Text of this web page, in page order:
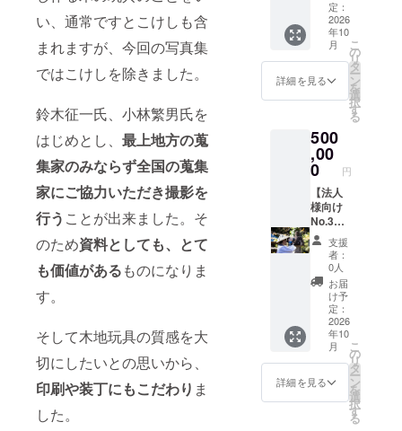
い、通常ですとこけしも含
まれますが、今回の写真集
ではこけしを除きました。
鈴木征一氏、小林繁男氏を
はじめとし、 最上地方の蒐
集家のみならず全国の蒐集
家にご協力いただき撮影を
行う ことが出来ました。そ
のため資料としても、とて
も価値があるものになりま
す。
そして木地玩具の質感を大
切にしたいとの思いから、
印刷や装丁にもこだわり ま
した。
法：文
字の
み、ロ
ゴ／バ
ナーの
掲載は
不可。
対応い
たしま
す。
・日
程等の
詳細に
ついて
は、
10月以
降に別
途ご連
絡いた
しま
す。
のメッ
セージ
◎出張
写真撮
影（150
カット
まで）
・交
宿泊費
は別途
となり
ま
す。
・撮
影回数
やカッ
ト数
等、ご
相談に
応じて
対応い
たしま
す。
・日
程等の
詳細に
ついて
は、
定：
2026
年10
月
詳細を見る
こ
の
リ
タ
ー
ン
を
選
択
す
る
500
,00
0 円
【法人
様向け
No.3】
出張撮
影（250
カット
まで）
◎お礼
のメッ
セージ
◎出張
写真撮
影（250
カット
まで）
・交
支援
者：
0人
お届
け予
定：
2026
年10
月
詳細を見る
こ
の
リ
タ
ー
ン
を
選
択
す
る